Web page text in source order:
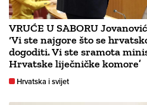
VRUĆE U SABORU
‘Vi ste najgore što se
dogoditi. Vi ste sramota
Hrvatske liječničke komore’
Hrvatska i svijet